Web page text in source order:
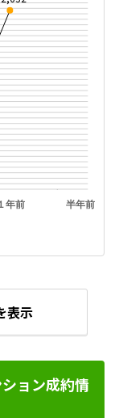
年前 半年前
表示
ョン成約情